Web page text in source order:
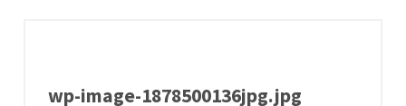
wp-image-1878500136jpg.jpg